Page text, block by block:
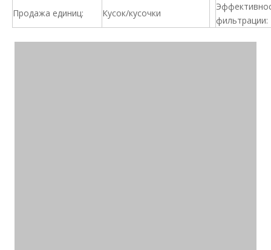
Продажа единиц:
Кусок/кусочки
фильтрации: